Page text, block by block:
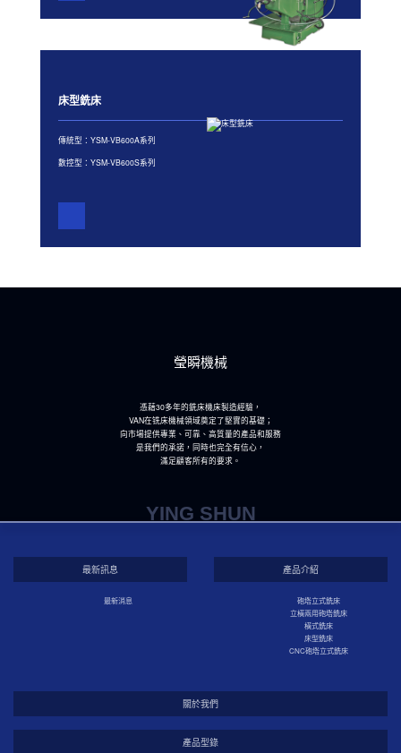
床型銑床
傳統型：YSM-VB600A系列
數控型：YSM-VB600S系列
瑩瞬機械
憑藉30多年的銑床機床製造經驗，
VAN在铣床機械領域奠定了堅實的基礎；
向市場提供專業、可靠、高質量的產品和服務
是我們的承諾，同時也完全有信心，
滿足顧客所有的要求。
YING SHUN
最新訊息
最新消息
產品介紹
砲塔立式銑床
立橫兩用砲塔銑床
橫式銑床
床型銑床
CNC砲塔立式銑床
關於我們
產品型錄